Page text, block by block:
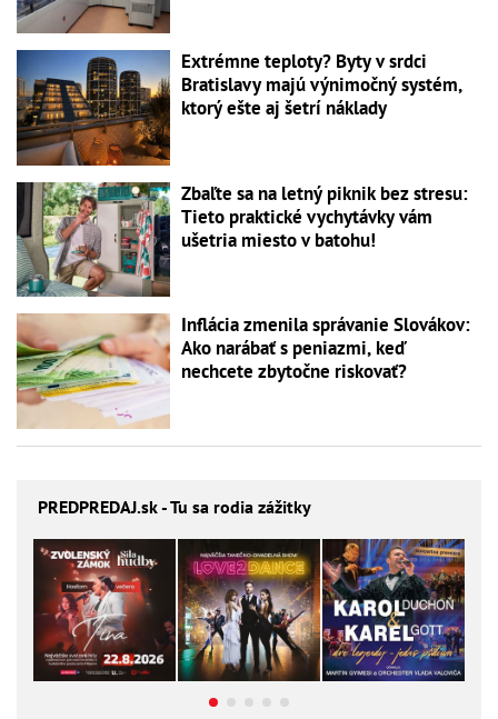
Extrémne teploty? Byty v srdci
Bratislavy majú výnimočný systém,
ktorý ešte aj šetrí náklady
Zbaľte sa na letný piknik bez stresu:
Tieto praktické vychytávky vám
ušetria miesto v batohu!
Inflácia zmenila správanie Slovákov:
Ako narábať s peniazmi, keď
nechcete zbytočne riskovať?
PREDPREDAJ.sk - Tu sa rodia zážitky